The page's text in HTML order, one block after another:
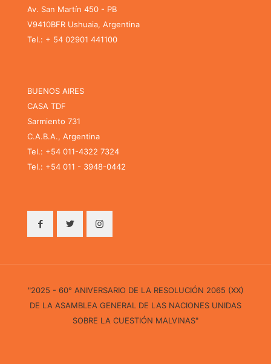
Av. San Martín 450 - PB
V9410BFR Ushuaia, Argentina
Tel.: + 54 02901 441100
BUENOS AIRES
CASA TDF
Sarmiento 731
C.A.B.A., Argentina
Tel.: +54 011-4322 7324
Tel.: +54 011 - 3948-0442
"2025 - 60° ANIVERSARIO DE LA RESOLUCIÓN 2065 (XX)
DE LA ASAMBLEA GENERAL DE LAS NACIONES UNIDAS
SOBRE LA CUESTIÓN MALVINAS"